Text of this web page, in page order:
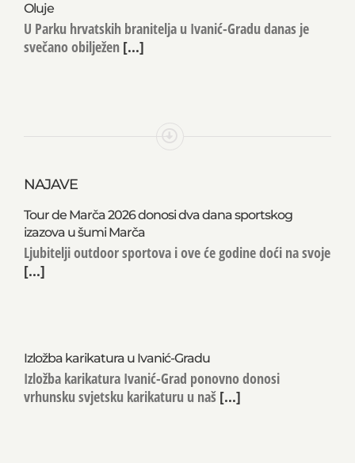
Oluje
U Parku hrvatskih branitelja u Ivanić-Gradu danas je
svečano obilježen [...]
NAJAVE
Tour de Marča 2026 donosi dva dana sportskog
izazova u šumi Marča
Ljubitelji outdoor sportova i ove će godine doći na svoje
[...]
Izložba karikatura u Ivanić-Gradu
Izložba karikatura Ivanić-Grad ponovno donosi
vrhunsku svjetsku karikaturu u naš [...]